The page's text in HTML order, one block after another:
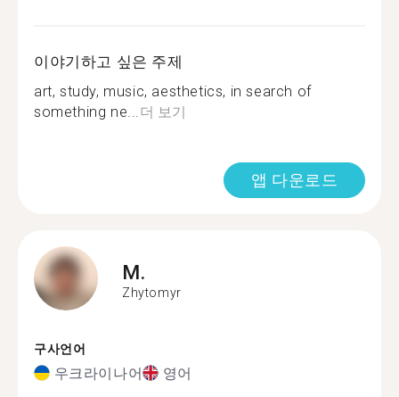
이야기하고 싶은 주제
art, study, music, aesthetics, in search of
something ne...더 보기
앱 다운로드
M.
Zhytomyr
구사언어
우크라이나어 영어